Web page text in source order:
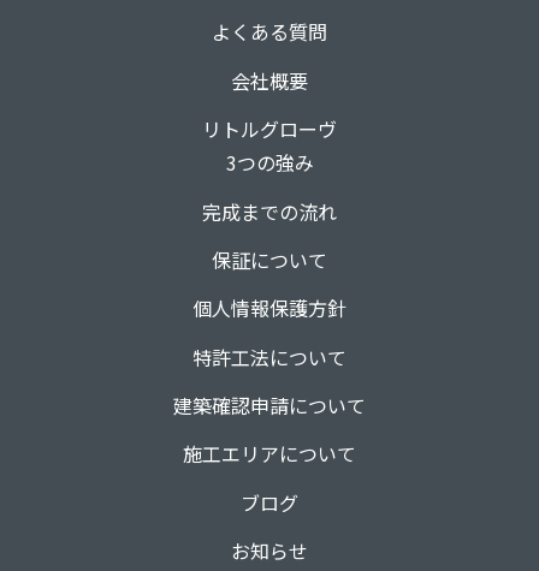
よくある質問
会社概要
リトルグローヴ
3つの強み
完成までの流れ
保証について
個人情報保護方針
特許工法について
建築確認申請について
施工エリアについて
ブログ
お知らせ